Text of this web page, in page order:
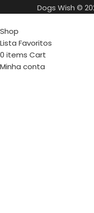
Dogs Wish ©
Shop
Lista Favoritos
0 items Cart
Minha conta